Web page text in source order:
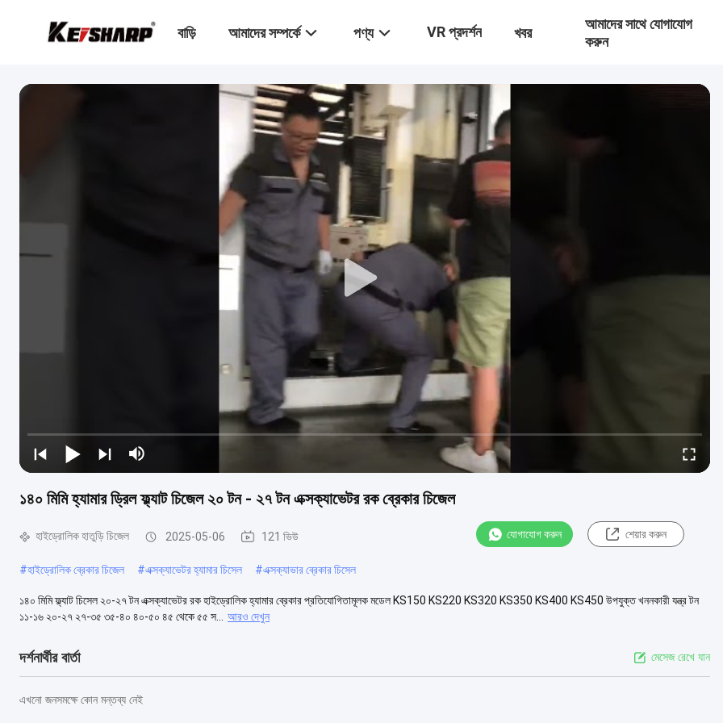
বাড়ি আমাদের সম্পর্কে পণ্য VR প্রদর্শন খবর
আমাদের সাথে যোগাযোগ
করুন
১৪০ মিমি হ্যামার ড্রিল ফ্ল্যাট চিজেল ২০ টন - ২৭ টন এক্সক্যাভেটর রক ব্রেকার চিজেল
হাইড্রোলিক হাতুড়ি চিজেল 2025-05-06 121 ভিউ যোগাযোগ করুন শেয়ার করুন
#হাইড্রোলিক ব্রেকার চিজেল #এক্সক্যাভেটর হ্যামার চিসেল #এক্সক্যাভার ব্রেকার চিসেল
১৪০ মিমি ফ্ল্যাট চিসেল ২০-২৭ টন এক্সক্যাভেটর রক হাইড্রোলিক হ্যামার ব্রেকার প্রতিযোগিতামূলক মডেল KS150 KS220 KS320 KS350 KS400 KS450 উপযুক্ত খননকারী যন্ত্র টন
১১-১৬ ২০-২৭ ২৭-৩৫ ৩৫-৪০ ৪০-৫০ ৪৫ থেকে ৫৫ স...
আরও দেখুন
দর্শনার্থীর বার্তা মেসেজ রেখে যান
এখনো জনসমক্ষে কোন মন্তব্য নেই